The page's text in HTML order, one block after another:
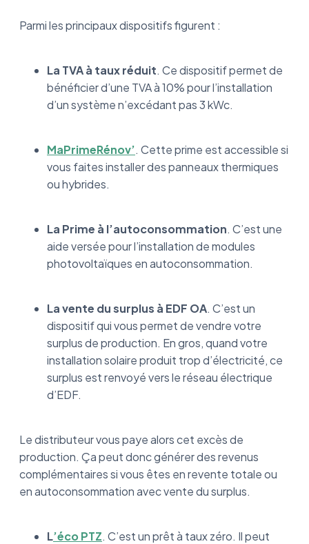
Parmi les principaux dispositifs figurent :
La TVA à taux réduit. Ce dispositif permet de
bénéficier d’une TVA à 10% pour l’installation
d’un système n’excédant pas 3 kWc.
MaPrimeRénov’. Cette prime est accessible si
vous faites installer des panneaux thermiques
ou hybrides.
La Prime à l’autoconsommation. C’est une
aide versée pour l’installation de modules
photovoltaïques en autoconsommation.
La vente du surplus à EDF OA. C’est un
dispositif qui vous permet de vendre votre
surplus de production. En gros, quand votre
installation solaire produit trop d’électricité, ce
surplus est renvoyé vers le réseau électrique
d’EDF.
Le distributeur vous paye alors cet excès de
production. Ça peut donc générer des revenus
complémentaires si vous êtes en revente totale ou
en autoconsommation avec vente du surplus.
L’éco PTZ. C’est un prêt à taux zéro. Il peut